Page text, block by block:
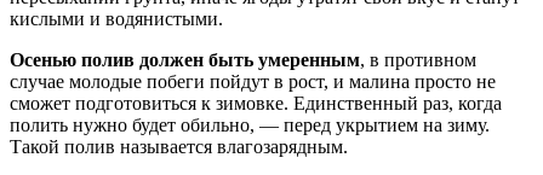
кислыми и водянистыми.
Осенью полив должен быть умеренным, в противном
случае молодые побеги пойдут в рост, и малина просто не
сможет подготовиться к зимовке. Единственный раз, когда
полить нужно будет обильно, — перед укрытием на зиму.
Такой полив называется влагозарядным.